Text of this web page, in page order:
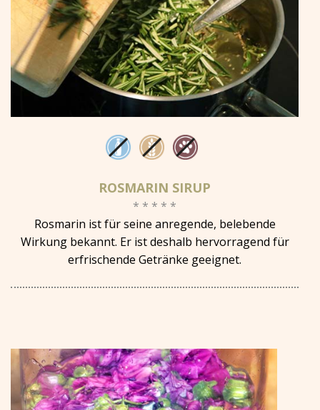
ROSMARIN SIRUP
* * * * *
Rosmarin ist für seine anregende, belebende
Wirkung bekannt. Er ist deshalb hervorragend für
erfrischende Getränke geeignet.